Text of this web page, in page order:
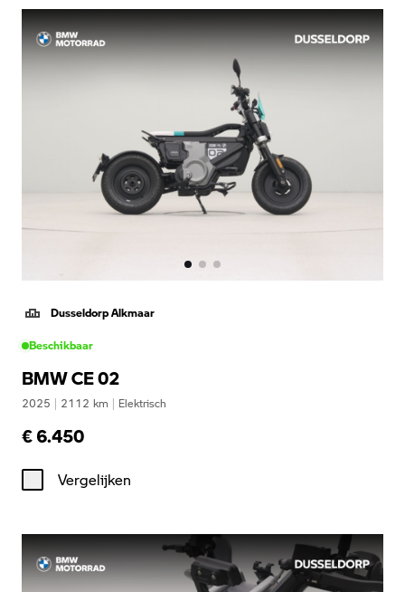
Dusseldorp Alkmaar
Beschikbaar
BMW CE 02
2025 | 2112 km | Elektrisch
€ 6.450
Vergelijken